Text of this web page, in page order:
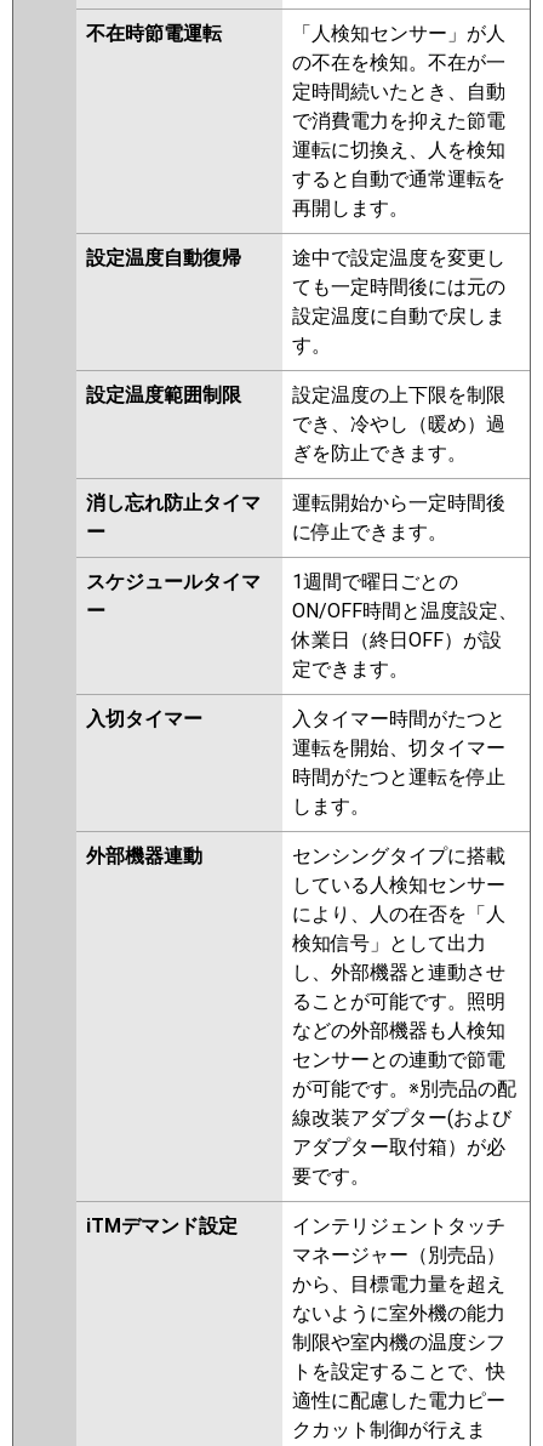
不在時節電運転
「人検知センサー」が人
の不在を検知。不在が一
定時間続いたとき、自動
で消費電力を抑えた節電
運転に切換え、人を検知
すると自動で通常運転を
再開します。
設定温度自動復帰
途中で設定温度を変更し
ても一定時間後には元の
設定温度に自動で戻しま
す。
設定温度範囲制限
設定温度の上下限を制限
でき、冷やし（暖め）過
ぎを防止できます。
消し忘れ防止タイマ
ー
運転開始から一定時間後
に停止できます。
スケジュールタイマ
ー
1週間で曜日ごとの
ON/OFF時間と温度設定、
休業日（終日OFF）が設
定できます。
入切タイマー
入タイマー時間がたつと
運転を開始、切タイマー
時間がたつと運転を停止
します。
外部機器連動
センシングタイプに搭載
している人検知センサー
により、人の在否を「人
検知信号」として出力
し、外部機器と連動させ
ることが可能です。照明
などの外部機器も人検知
センサーとの連動で節電
が可能です。※別売品の配
線改装アダプター(および
アダプター取付箱）が必
要です。
iTMデマンド設定
インテリジェントタッチ
マネージャー（別売品）
から、目標電力量を超え
ないように室外機の能力
制限や室内機の温度シフ
トを設定することで、快
適性に配慮した電力ピー
クカット制御が行えま